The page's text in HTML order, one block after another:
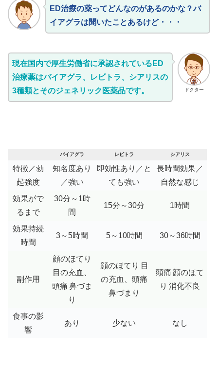
ED治療の薬ってどんなのがあるのかな？バ
イアグラは聞いたことあるけど・・・
ドクター
現在国内で厚生労働省に承認されているED
治療薬はバイアグラ、レビトラ、シアリスの
3種類とそのジェネリック医薬品です。
バイアグラ レビトラ シアリス
特徴／勃
起強度
知名度あり
／強い
即効性あり／と
ても強い
長時間効果／
自然な感じ
効果がで
るまで
30分～1時
間
15分～30分 1時間
効果持続
時間
3～5時間 5～10時間 30～36時間
副作用
顔のほてり
目の充血、
頭痛 鼻づま
り
顔のほてり 目
の充血、頭痛
鼻づまり
頭痛 顔のほて
り 消化不良
食事の影
響
あり 少ない なし